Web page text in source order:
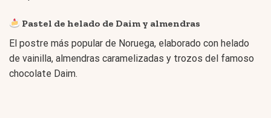
Pastel de helado de Daim y almendras
El postre más popular de Noruega, elaborado con helado
de vainilla, almendras caramelizadas y trozos del famoso
chocolate Daim.